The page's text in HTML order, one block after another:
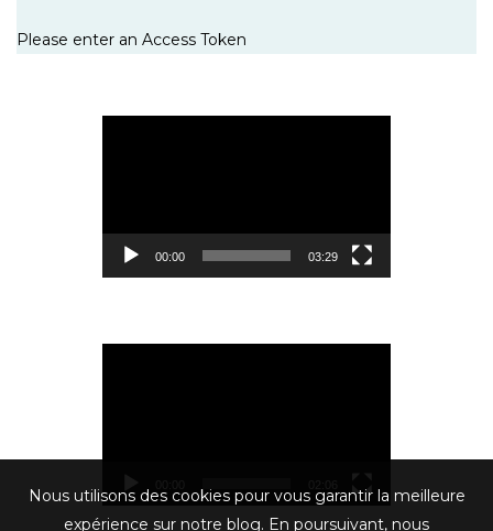
Please enter an Access Token
00:00 03:29
Nous utilisons des cookies pour vous garantir la meilleure
expérience sur notre blog. En poursuivant, nous